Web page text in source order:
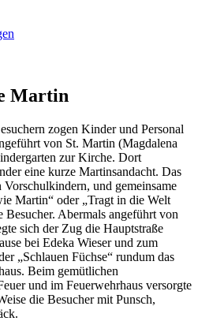
Martin
zogen Kinder und Personal
von St. Martin (Magdalena
zur Kirche. Dort
eine kurze Martinsandacht. Das
und gemeinsame
Martin“ oder „Tragt in die Welt
Besucher. Abermals angeführt von
sich der Zug die Hauptstraße
bei Edeka Wieser und zum
„Schlauen Füchse“ rundum das
Beim gemütlichen
und im Feuerwehrhaus versorgte
die Besucher mit Punsch,